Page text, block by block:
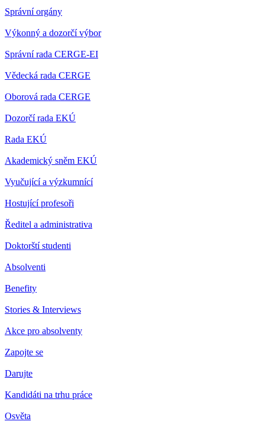
Správní orgány
Výkonný a dozorčí výbor
Správní rada CERGE-EI
Vědecká rada CERGE
Oborová rada CERGE
Dozorčí rada EKÚ
Rada EKÚ
Akademický sněm EKÚ
Vyučující a výzkumnící
Hostující profesoři
Ředitel a administrativa
Doktorští studenti
Absolventi
Benefity
Stories & Interviews
Akce pro absolventy
Zapojte se
Darujte
Kandidáti na trhu práce
Osvěta